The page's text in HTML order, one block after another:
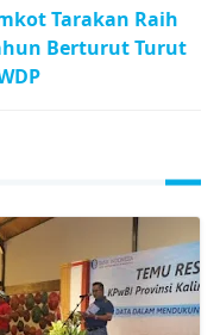
Tarakan Raih
Berturut Turut